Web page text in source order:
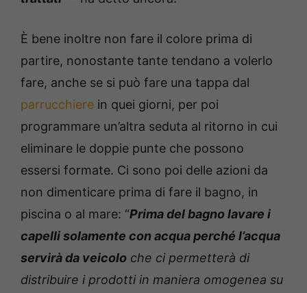
È bene inoltre non fare il colore prima di
partire, nonostante tante tendano a volerlo
fare, anche se si può fare una tappa dal
parrucchiere in quei giorni, per poi
programmare un’altra seduta al ritorno in cui
eliminare le doppie punte che possono
essersi formate. Ci sono poi delle azioni da
non dimenticare prima di fare il bagno, in
piscina o al mare: “Prima del bagno lavare i
capelli solamente con acqua perché l’acqua
servirà da veicolo che ci permetterà di
distribuire i prodotti in maniera omogenea su